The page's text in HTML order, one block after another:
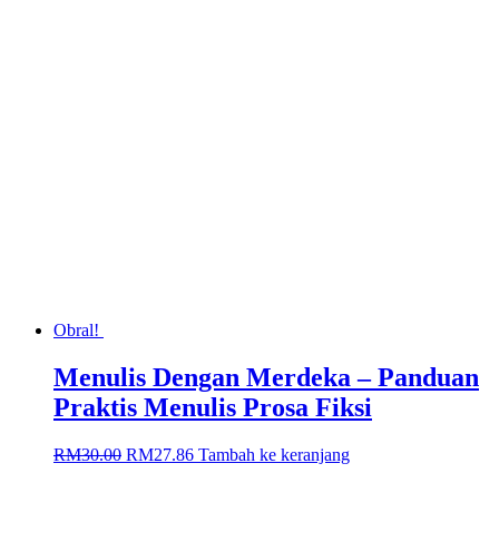
Obral!
Menulis Dengan Merdeka – Panduan
Praktis Menulis Prosa Fiksi
RM30.00 Harga
RM27.86Harga
Tambah ke keranjang